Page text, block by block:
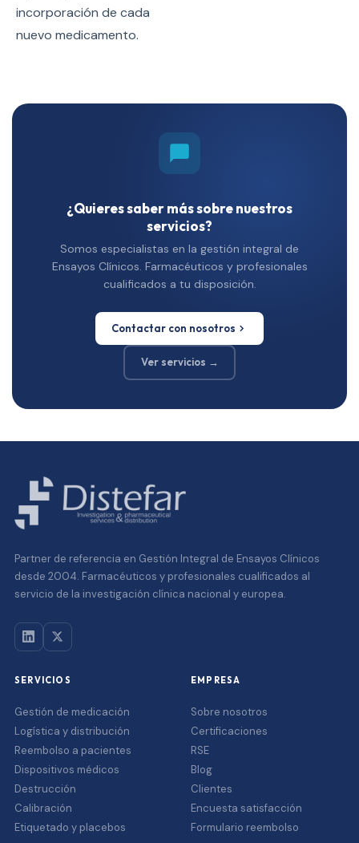
incorporación de cada
nuevo medicamento.
¿Quieres saber más sobre nuestros
servicios?
Somos especialistas en la gestión integral de
Ensayos Clínicos. Farmacéuticos y profesionales
cualificados a tu disposición.
Contactar con nosotros
Ver servicios →
Partner de referencia en Gestión Integral de Ensayos Clínicos
desde 2004. Farmacéuticos y profesionales cualificados al
servicio de la investigación clínica nacional y europea.
SERVICIOS
Gestión de medicación
Logística y distribución
Reembolso a pacientes
Dispositivos médicos
Destrucción
Calibración
Etiquetado y placebos
EMPRESA
Sobre nosotros
Certificaciones
RSE
Blog
Clientes
Encuesta satisfacción
Formulario reembolso